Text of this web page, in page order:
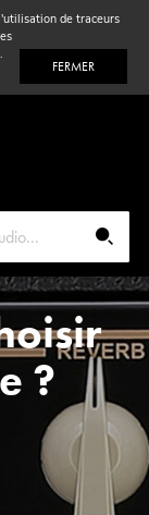
de traceurs
FERMER
?